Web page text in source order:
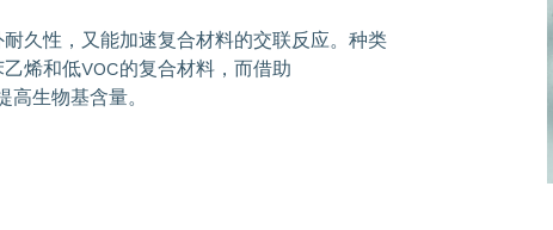
久性，又能加速复合材料的交联反应。种类
烯和低VOC的复合材料，而借助
生物基含量。